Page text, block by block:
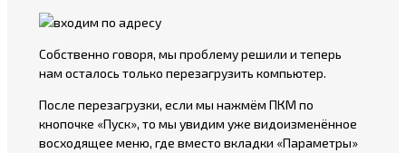
Собственно говоря, мы проблему решили и теперь
нам осталось только перезагрузить компьютер.
После перезагрузки, если мы нажмём ПКМ по
кнопочке «Пуск», то мы увидим уже видоизменённое
восходящее меню, где вместо вкладки «Параметры»